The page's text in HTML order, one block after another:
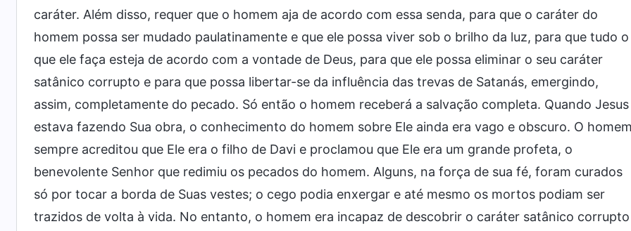
caráter. Além disso, requer que o homem aja de acordo com essa senda, para que o caráter do
homem possa ser mudado paulatinamente e que ele possa viver sob o brilho da luz, para que tudo o
que ele faça esteja de acordo com a vontade de Deus, para que ele possa eliminar o seu caráter
satânico corrupto e para que possa libertar-se da influência das trevas de Satanás, emergindo,
assim, completamente do pecado. Só então o homem receberá a salvação completa. Quando Jesus
estava fazendo Sua obra, o conhecimento do homem sobre Ele ainda era vago e obscuro. O
sempre acreditou que Ele era o filho de Davi e proclamou que Ele era um grande profeta, o
benevolente Senhor que redimiu os pecados do homem. Alguns, na força de sua fé, foram curados
só por tocar a borda de Suas vestes; o cego podia enxergar e até mesmo os mortos podiam ser
trazidos de volta à vida. No entanto, o homem era incapaz de descobrir o caráter satânico corrupto